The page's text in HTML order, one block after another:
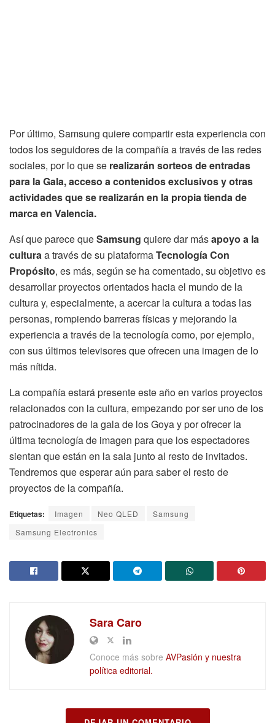
Por último, Samsung quiere compartir esta experiencia con
todos los seguidores de la compañía a través de las redes
sociales, por lo que se realizarán sorteos de entradas
para la Gala, acceso a contenidos exclusivos y otras
actividades que se realizarán en la propia tienda de
marca en Valencia.
Así que parece queSamsung quiere dar másapoyo a la
culturaa través de su plataformaTecnología Con
Propósito, es más, según se ha comentado, su objetivo es
desarrollar proyectos orientados hacia el mundo de la
cultura y, especialmente, a acercar la cultura a todas las
personas, rompiendo barreras físicas y mejorando la
experiencia a través de la tecnología como, por ejemplo,
con sus últimos televisores que ofrecen una imagen de lo
más nítida.
La compañía estará presente este año en varios proyectos
relacionados con la cultura, empezando por ser uno de los
patrocinadores de la gala de los Goya y por ofrecer la
última tecnología de imagen para que los espectadores
sientan que están en la sala junto al resto de invitados.
Tendremos que esperar aún para saber el resto de
proyectos de la compañía.
Etiquetas: Imagen Neo QLED
Samsung
Samsung Electronics
Sara Caro
Conoce más sobre AVPasión y nuestra
política editorial.